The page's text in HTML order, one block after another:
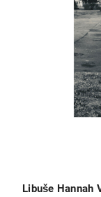
Libuše Hannah